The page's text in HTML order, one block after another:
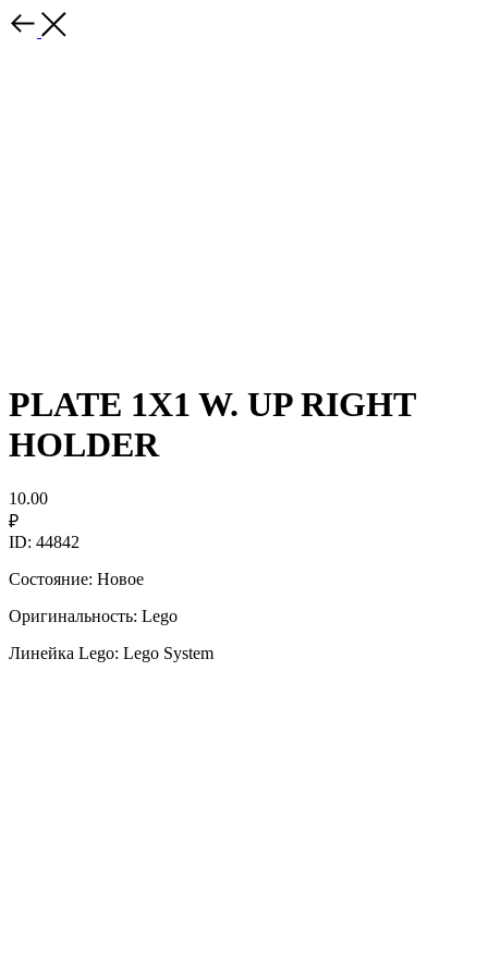
PLATE 1X1 W. UP RIGHT
HOLDER
10.00
₽
ID: 44842
Состояние: Новое
Оригинальность: Lego
Линейка Lego: Lego System